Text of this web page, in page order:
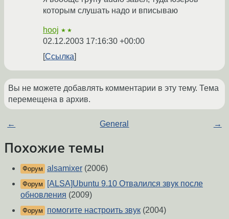
которым слушать надо и вписываю
hooj ★★
02.12.2003 17:16:30 +00:00
Ссылка
Вы не можете добавлять комментарии в эту тему. Тема
перемещена в архив.
← General →
Похожие темы
Форум alsamixer (2006)
Форум
[ALSA]Ubuntu 9.10 Отвалился звук после
обновления (2009)
Форум помогите настроить звук (2004)